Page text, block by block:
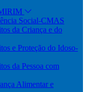
Social-CMAS
da Criança e do
e Proteção do Idoso-
da Pessoa com
Alimentar e